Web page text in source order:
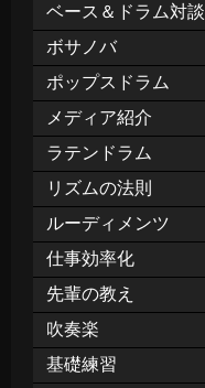
ベース＆ドラム対談
ボサノバ
ポップスドラム
メディア紹介
ラテンドラム
リズムの法則
ルーディメンツ
仕事効率化
先輩の教え
吹奏楽
基礎練習